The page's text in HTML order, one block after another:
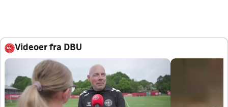
Videoer fra DBU